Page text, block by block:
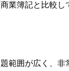
業簿記と比較
範囲が広く、